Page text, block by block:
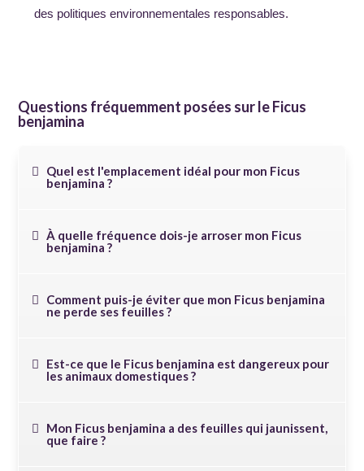
des politiques environnementales responsables.
Questions fréquemment posées sur le Ficus
benjamina
Quel est l'emplacement idéal pour mon Ficus
benjamina ?
À quelle fréquence dois-je arroser mon Ficus
benjamina ?
Comment puis-je éviter que mon Ficus benjamina
ne perde ses feuilles ?
Est-ce que le Ficus benjamina est dangereux pour
les animaux domestiques ?
Mon Ficus benjamina a des feuilles qui jaunissent,
que faire ?